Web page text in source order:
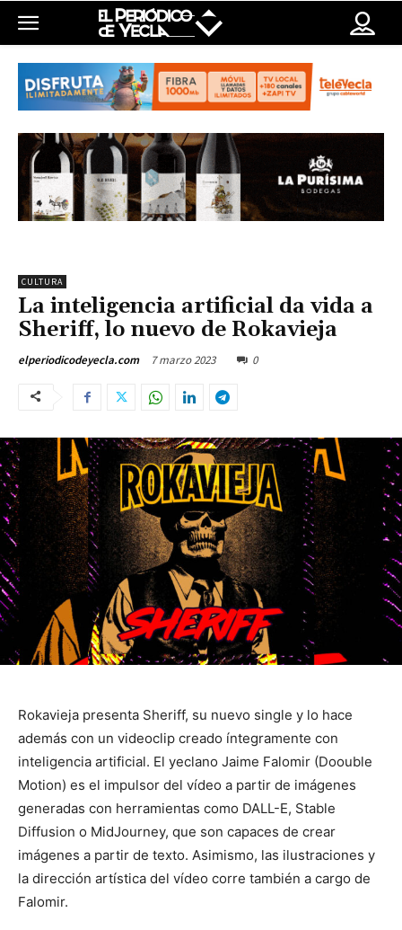
CULTURA
La inteligencia artificial da vida a
Sheriff, lo nuevo de Rokavieja
elperiodicodeyecla.com 7 marzo 2023 0
Rokavieja presenta Sheriff, su nuevo single y lo hace
además con un videoclip creado íntegramente con
inteligencia artificial. El yeclano Jaime Falomir (Doouble
Motion) es el impulsor del vídeo a partir de imágenes
generadas con herramientas como DALL-E, Stable
Diffusion o MidJourney, que son capaces de crear
imágenes a partir de texto. Asimismo, las ilustraciones y
la dirección artística del vídeo corre también a cargo de
Falomir.